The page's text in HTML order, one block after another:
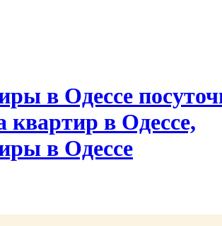
в Одессе
квартир в Одессе,
в Одессе